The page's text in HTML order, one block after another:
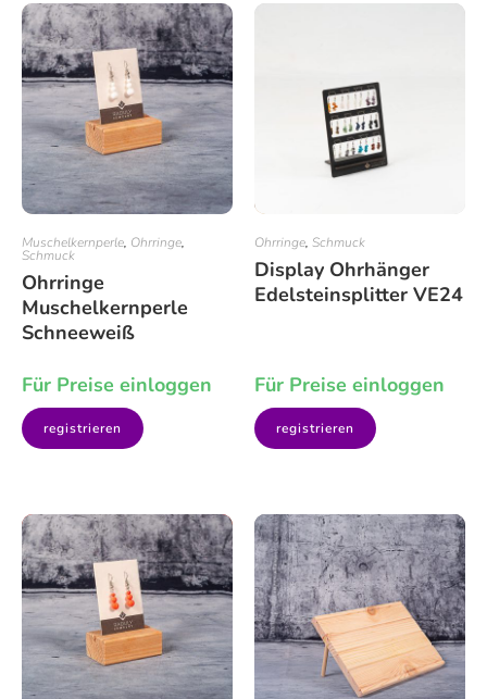
Muschelkernperle, Ohrringe,
Schmuck
Ohrringe
Muschelkernperle
Schneeweiß
Für Preise einloggen
registrieren
Ohrringe, Schmuck
Display Ohrhänger
Edelsteinsplitter VE24
Für Preise einloggen
registrieren